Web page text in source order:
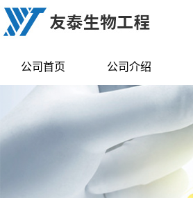
公司首页 公司介绍